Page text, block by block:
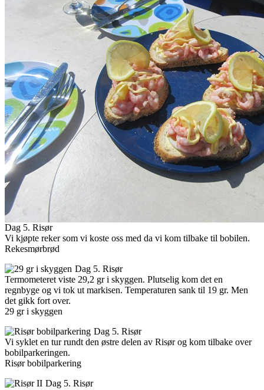
Dag 5. Risør
Vi kjøpte reker som vi koste oss med da vi kom tilbake til bobilen.
Rekesmørbrød
Dag 5. Risør
Termometeret viste 29,2 gr i skyggen. Plutselig kom det en
regnbyge og vi tok ut markisen. Temperaturen sank til 19 gr. Men
det gikk fort over.
29 gr i skyggen
Dag 5. Risør
Vi syklet en tur rundt den østre delen av Risør og kom tilbake over
bobilparkeringen.
Risør bobilparkering
Dag 5. Risør